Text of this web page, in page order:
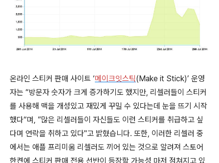
온라인 스티커 판매 사이트 ‘메이크잇스틱(Make it Stick)’ 운영
자는 “방문자 숫자가 크게 증가하기도 했지만, 리셀러들이 스티커
를 사용해 맥을 개성있고 재밌게 꾸밀 수 있다는데 눈을 뜨기 시작
했다“며, ”많은 리셀러들이 자신들도 이런 스티커를 취급하고 싶
다며 연락을 취하고 있다"고 밝혔습니다. 또한, 이러한 리셀러 중
에서는 애플 프리미움 리셀러도 끼어 있는 것으로 알려져 스토어
한켠에 스티커 판매 전용 선반이 등장할 가능성 마저 점쳐지고 있